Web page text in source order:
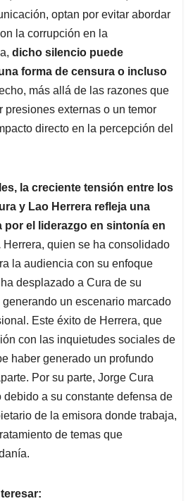
optan por evitar abordar
la corrupción en la
dicho silencio puede
forma de censura o incluso
más allá de las razones que
presiones externas o un temor
directo en la percepción del
la creciente tensión entre los
y Lao Herrera refleja una
por el liderazgo en sintonía en
Herrera, quien se ha consolidado
la audiencia con su enfoque
desplazado a Cura de su
un escenario marcado
Este éxito de Herrera, que
con las inquietudes sociales de
haber generado un profundo
Por su parte, Jorge Cura
debido a su constante defensa de
de la emisora donde trabaja,
de temas que